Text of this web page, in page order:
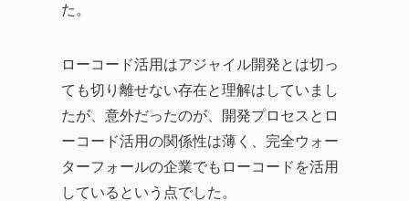
た。
ローコード活用はアジャイル開発とは切っ
ても切り離せない存在と理解はしていまし
たが、意外だったのが、開発プロセスとロ
ーコード活用の関係性は薄く、完全ウォー
ターフォールの企業でもローコードを活用
しているという点でした。